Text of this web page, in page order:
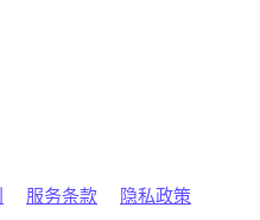
服务条款 隐私政策